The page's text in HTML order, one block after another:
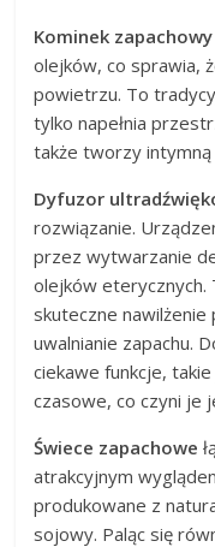
Kominek zapachowy
olejków, co sprawia,
powietrzu. To
tylko napełnia
także tworzy
Dyfuzor
rozwiązanie.
przez wytwarzanie
olejków eterycznych.
skuteczne nawilżenie
uwalnianie zapachu.
ciekawe funkcje,
czasowe, co czyni je
Świece zapachowe
atrakcyjnym
produkowane z
sojowy. Paląc się